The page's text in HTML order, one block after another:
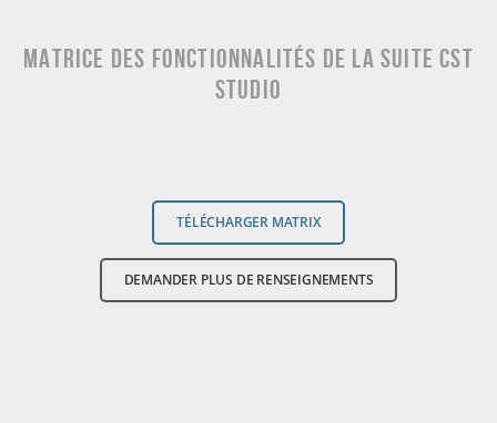
Matrice des fonctionnalités de la suite CST
Studio
TÉLÉCHARGER MATRIX
DEMANDER PLUS DE RENSEIGNEMENTS